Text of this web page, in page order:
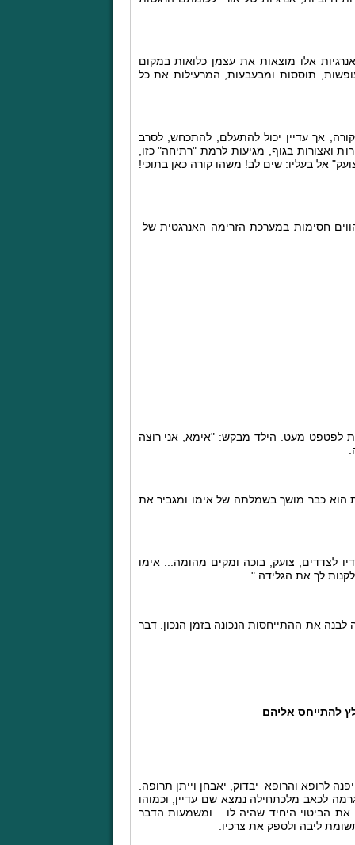
אלו מוצאות את עצמן כלואות במקום
תוססות ומבעבעות, המרעילות את כל
אך עדיין יכול להתעלם, להתכחש, לסרב
ואצורות בגוף, מגיעות לרמת "רתיחה" כזו,
אל בעליו: שים לב! משהו קורה כאן בתוכי!
חסימות במערכת הזרימה האנרגטית של
לפטפט מעט. הילד מבקש: "אימא, אני רוצה
הוא כבר מושך בשמלתה של אימו ומגביר את
לצדדים, צועק, בוכה ומקים מהומה... אימו
לך את הגלידה."
את ההתייחסות הנכונה בזמן הנכון. דבר
להתייחס אליהם
והרופא יבדוק, יאבחן וייתן תרופה.
לכאב מלכתחילה נמצא שם עדיין, וכמוהו
הביטוי היחיד שהיה לו... ומשמעות הדבר
ליבה ולספק את צרכיו.